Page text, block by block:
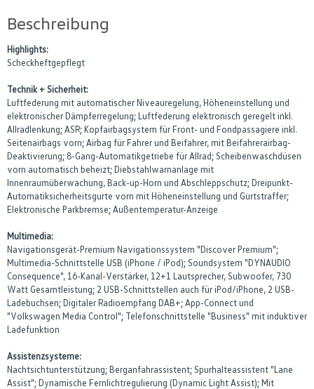
Beschreibung
Highlights:
Scheckheftgepflegt
Technik + Sicherheit:
Luftfederung mit automatischer Niveauregelung, Höheneinstellung und
elektronischer Dämpferregelung; Luftfederung elektronisch geregelt inkl.
Allradlenkung; ASR; Kopfairbagsystem für Front- und Fondpassagiere inkl.
Seitenairbags vorn; Airbag für Fahrer und Beifahrer, mit Beifahrerairbag-
Deaktivierung; 8-Gang-Automatikgetriebe für Allrad; Scheibenwaschdüsen
vorn automatisch beheizt; Diebstahlwarnanlage mit
Innenraumüberwachung, Back-up-Horn und Abschleppschutz; Dreipunkt-
Automatiksicherheitsgurte vorn mit Höheneinstellung und Gurtstraffer;
Elektronische Parkbremse; Außentemperatur-Anzeige
Multimedia:
Navigationsgerät-Premium Navigationssystem "Discover Premium";
Multimedia-Schnittstelle USB (iPhone / iPod); Soundsystem "DYNAUDIO
Consequence", 16-Kanal-Verstärker, 12+1 Lautsprecher, Subwoofer, 730
Watt Gesamtleistung; 2 USB-Schnittstellen auch für iPod/iPhone, 2 USB-
Ladebuchsen; Digitaler Radioempfang DAB+; App-Connect und
"Volkswagen Media Control"; Telefonschnittstelle "Business" mit induktiver
Ladefunktion
Assistenzsysteme:
Nachtsichtunterstützung; Berganfahrassistent; Spurhalteassistent "Lane
Assist"; Dynamische Fernlichtregulierung (Dynamic Light Assist); Mit